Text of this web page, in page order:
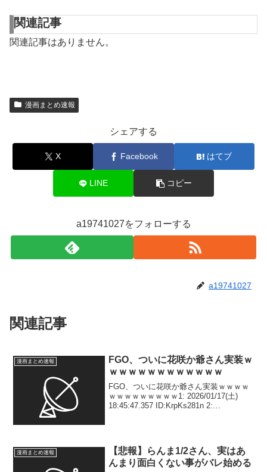
関連記事
関連記事はありません。
漫画まとめ速報
シェアする
X Facebook はてブ
LINE コピー
a19741027をフォローする
a19741027
関連記事
漫画まとめ速報
FGO、ついに花咲か爺さん実装ｗ
ｗｗｗｗｗｗｗｗｗｗｗｗ
FGO、ついに花咲か爺さん実装ｗｗｗｗ
ｗｗｗｗｗｗｗｗｗ1: 2026/01/17(土)
18:45:47.357 ID:KrpKs281n 2:
漫画まとめ速報
【悲報】らんま1/2さん、実はあ
んまり面白くない事がバレ始める